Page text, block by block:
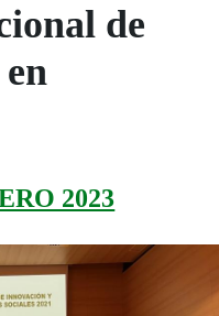
de
2023